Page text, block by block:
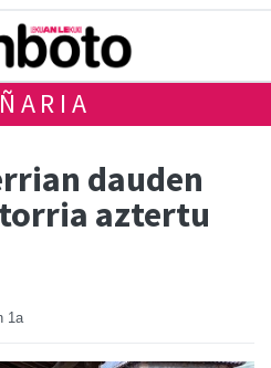
dauden
aztertu
1a